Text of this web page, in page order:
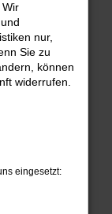
können:
deine
nur,
Sie zu
können
widerrufen.
eingesetzt: